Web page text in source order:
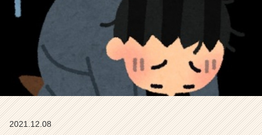
ン
ー
の
2021.12.08